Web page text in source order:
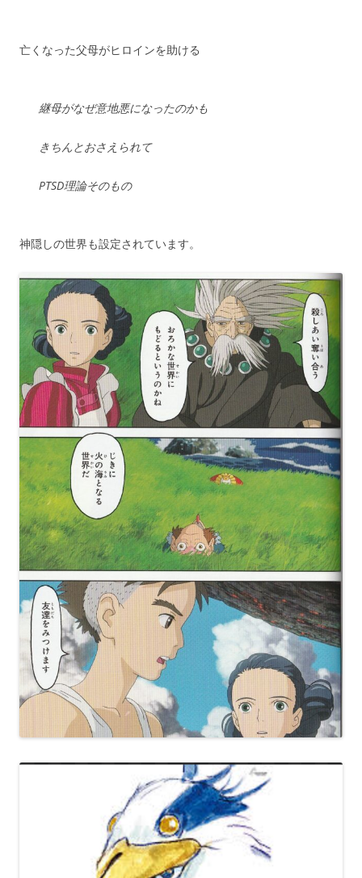
亡くなった父母がヒロインを助ける
継母がなぜ意地悪になったのかも
きちんとおさえられて
PTSD理論そのもの
神隠しの世界も設定されています。